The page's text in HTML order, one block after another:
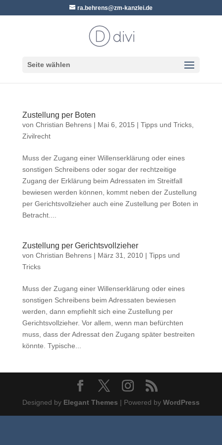
ra.behrens@zm-kanzlei.de
Seite wählen
Zustellung per Boten
von Christian Behrens| Mai 6, 2015 | Tipps und Tricks,
Zivilrecht
Muss der Zugang einer Willenserklärung oder eines
sonstigen Schreibens oder sogar der rechtzeitige
Zugang der Erklärung beim Adressaten im Streitfall
bewiesen werden können, kommt neben der Zustellung
per Gerichtsvollzieher auch eine Zustellung per Boten in
Betracht....
Zustellung per Gerichtsvollzieher
von Christian Behrens| März 31, 2010| Tipps und
Tricks
Muss der Zugang einer Willenserklärung oder eines
sonstigen Schreibens beim Adressaten bewiesen
werden, dann empfiehlt sich eine Zustellung per
Gerichtsvollzieher. Vor allem, wenn man befürchten
muss, dass der Adressat den Zugang später bestreiten
könnte. Typische...
Designed by Elegant Themes | Powered by WordPress